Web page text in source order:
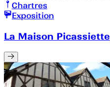
Chartres
Exposition
La Maison Picassiette